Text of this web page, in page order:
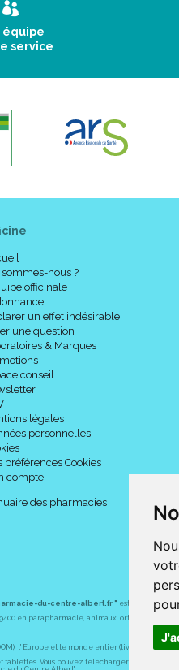
équipe
service
sommes-nous ?
officinale
un effet indésirable
une question
& Marques
conseil
légales
personnelles
préférences Cookies
compte
des pharmacies
du-centre-albert.fr " est le site
en parapharmacie, animaux, orthopédie,
l' Europe et le monde entier (livraison assuré
Vous pouvez télécharger gratuitement